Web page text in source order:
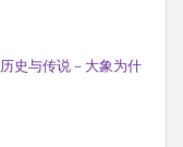
历史与传说－大象为什